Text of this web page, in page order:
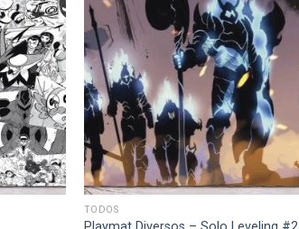
Favoritar Favoritar
TODOS